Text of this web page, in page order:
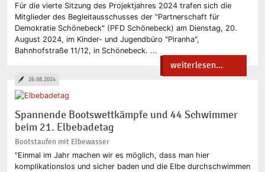
Für die vierte Sitzung des Projektjahres 2024 trafen sich die
Mitglieder des Begleitausschusses der "Partnerschaft für
Demokratie Schönebeck" (PFD Schönebeck) am Dienstag, 20.
August 2024, im Kinder- und Jugendbüro "Piranha",
Bahnhofstraße 11/12, in Schönebeck. ...
weiterlesen...
Spannende Bootswettkämpfe und 44 Schwimmer
beim 21. Elbebadetag
Bootstaufen mit Elbewasser
"Einmal im Jahr machen wir es möglich, dass man hier
komplikationslos und sicher baden und die Elbe durchschwimmen
26.08.2024